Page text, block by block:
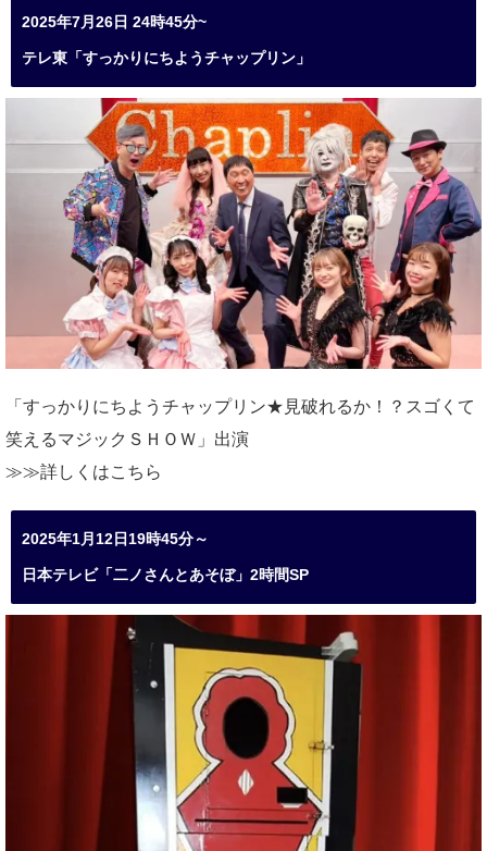
2025年7月26日 24時45分~
テレ東「すっかりにちようチャップリン」
「すっかりにちようチャップリン★見破れるか！？スゴくて
笑えるマジックＳＨＯＷ」出演
≫≫詳しくはこちら
2025年1月12日19時45分～
日本テレビ「二ノさんとあそぼ」2時間SP